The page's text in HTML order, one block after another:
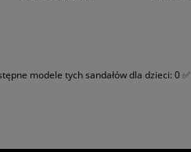
modele tych sandałów dla dzieci: 0 ✅